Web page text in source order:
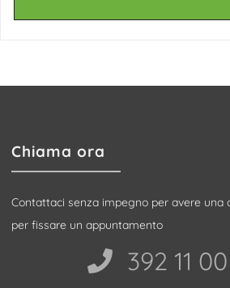
Chiama ora
Contattaci senza impegno per avere una
per fissare un appuntamento
392 11